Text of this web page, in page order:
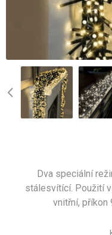
Dva speciální
stálesvítící. Použití
vnitřní, příkon